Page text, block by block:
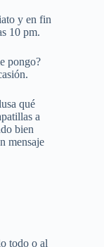
y en fin
10 pm.
pongo?
qué
a
bien
mensaje
todo o al